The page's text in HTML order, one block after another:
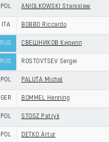
POL ANIOLKOWSKI Stanislaw
ITA BOBBO Riccardo
RUS СВЕШНИКОВ Кирилл
RUS ROSTOVTSEV Sergei
POL PALUTA Michal
GER BOMMEL Henning
POL STOSZ Patryk
POL DETKO Artur